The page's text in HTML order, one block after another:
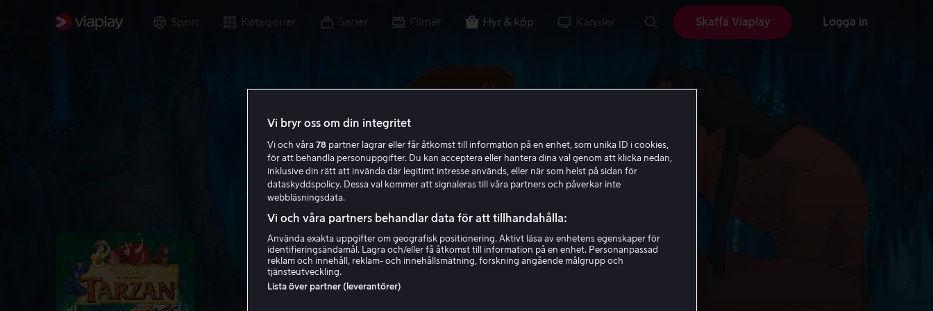
Sport Kategorier Serier Filmer Hyr & köp Kanaler Skaffa Viaplay Logga in
Vi bryr oss om din integritet
Vi och våra 78 partner lagrar eller får åtkomst till information på en enhet, som unika ID i cookies,
för att behandla personuppgifter. Du kan acceptera eller hantera dina val genom att klicka nedan,
inklusive din rätt att invända där legitimt intresse används, eller när som helst på sidan för
dataskyddspolicy. Dessa val kommer att signaleras till våra partners och påverkar inte
webbläsningsdata.
Vi och våra partners behandlar data för att tillhandahålla:
Använda exakta uppgifter om geografisk positionering. Aktivt läsa av enhetens egenskaper för
identifieringsändamål. Lagra och/eller få åtkomst till information på en enhet. Personanpassad
reklam och innehåll, reklam- och innehållsmätning, forskning angående målgrupp och
tjänsteutveckling.
Lista över partner (leverantörer)